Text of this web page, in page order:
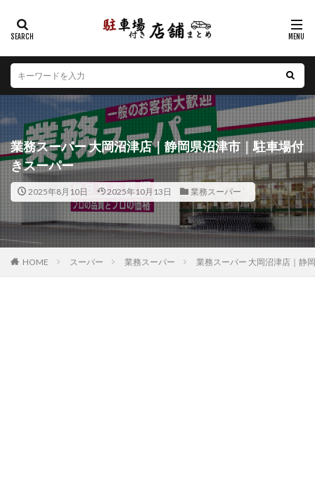
業務スーパー 大岡沼津店｜静岡県沼津市｜駐車場付
きスーパー
2025年8月10日 2025年10月13日 業務スーパー
HOME スーパー 業務スーパー 業務スーパー 大岡沼津店｜静
カテゴリー
エリア
北海道 青森県 岩手県 宮城県
秋田県
山形県
福島県 茨城県 栃木県
群馬県
埼玉県
千葉県 東京都 神奈川県
新潟県
山梨県
長野県 富山県 石川県
福井県
岐阜県
静岡県 愛知県 三重県
滋賀県
京都府
大阪府 兵庫県 奈良県
和歌山県
鳥取県
島根県 岡山県 広島県
山口県
徳島県
香川県 愛媛県 高知県
福岡県
佐賀県
長崎県 熊本県 大分県
宮崎県